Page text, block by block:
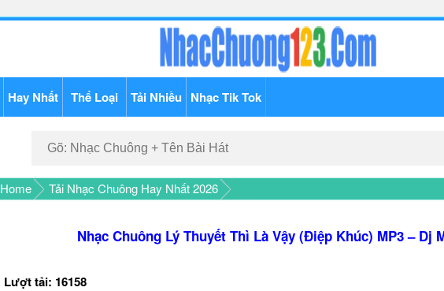
Hay Nhất Thể Loại Tải Nhiều Nhạc Tik Tok
Home Tải Nhạc Chuông Hay Nhất 2026
Nhạc Chuông Lý Thuyết Thì Là Vậy (Điệp Khúc) MP3 – Dj
Lượt tải: 16158